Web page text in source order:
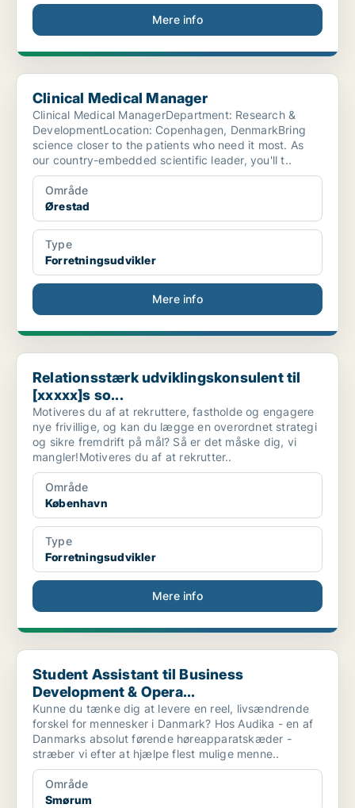
Mere info
Clinical Medical Manager
Clinical Medical Manager
Clinical Medical ManagerDepartment: Research &
DevelopmentLocation: Copenhagen, DenmarkBring
science closer to the patients who need it most. As
our country-embedded scientific leader, you'll t..
Område
Ørestad
Type
Forretningsudvikler
Mere info
Relationsstærk udviklingskonsulent til [xxxxx]s so...
Relationsstærk udviklingskonsulent til
[xxxxx]s so...
Motiveres du af at rekruttere, fastholde og engagere
nye frivillige, og kan du lægge en overordnet strategi
og sikre fremdrift på mål? Så er det måske dig, vi
mangler!Motiveres du af at rekrutter..
Område
København
Type
Forretningsudvikler
Mere info
Student Assistant til Business Development & Opera...
Student Assistant til Business
Development & Opera...
Kunne du tænke dig at levere en reel, livsændrende
forskel for mennesker i Danmark? Hos Audika - en af
Danmarks absolut førende høreapparatskæder -
stræber vi efter at hjælpe flest mulige menne..
Område
Smørum